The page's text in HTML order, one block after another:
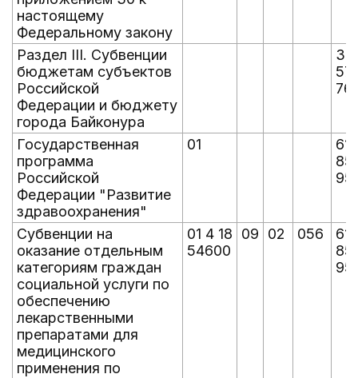
настоящему
Федеральному закону
Раздел III. Субвенции
бюджетам субъектов
Российской
Федерации и бюджету
города Байконура
Государственная
программа
Российской
Федерации "Развитие
здравоохранения"
01
61
Субвенции на
оказание отдельным
категориям граждан
социальной услуги по
обеспечению
лекарственными
препаратами для
медицинского
применения по
01 4 18
54600
09 02 056
61